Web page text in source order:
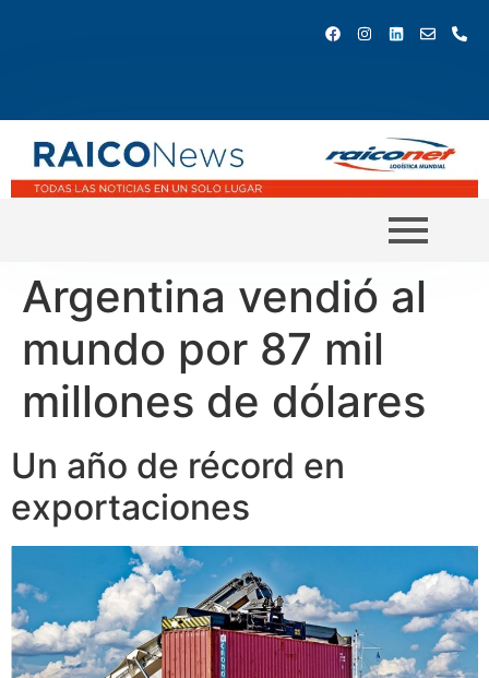
Argentina vendió al
mundo por 87 mil
millones de dólares
Un año de récord en
exportaciones